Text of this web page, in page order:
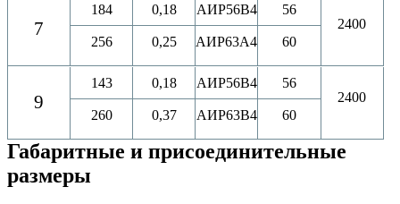
7
184
256
0,18
0,25
АИР56B4
АИР63A4
56
60
2400
9
143
260
0,18
0,37
АИР56B4
АИР63B4
56
60
2400
Габаритные и присоединительные
размеры